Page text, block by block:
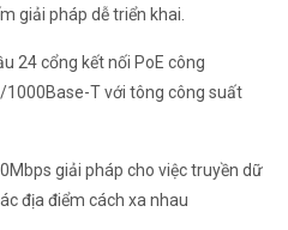
giải pháp dễ triển khai.
24 cổng kết nối PoE công
T với tông công suất
giải pháp cho việc truyền dữ
địa điểm cách xa nhau